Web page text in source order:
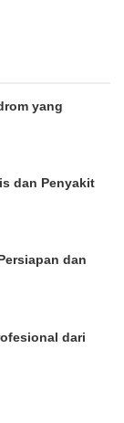
yang
dan Penyakit
dan
dari